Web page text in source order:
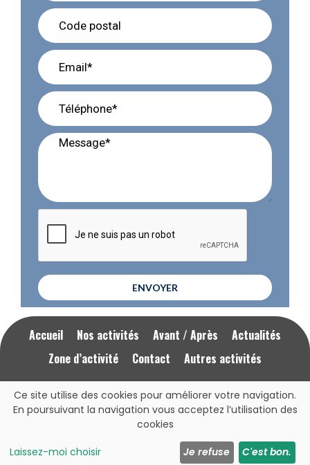
ENVOYER
Accueil Nos activités Avant / Après
Actualités
Zone d’activité
Contact Autres activités
Mentions Légales RGPD
Cliquez ici pour nous appeler
07 77 22 39 31
Ce site utilise des cookies pour améliorer votre navigation.
En poursuivant la navigation vous acceptez l’utilisation des
cookies
Laissez-moi choisir Je refuse C'est bon.